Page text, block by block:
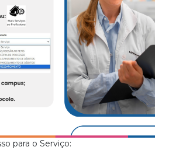
para o Serviço: